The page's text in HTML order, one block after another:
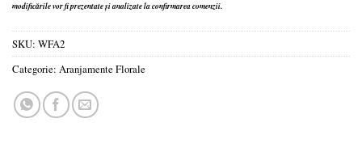
modificările vor fi prezentate și analizate la confirmarea comenzii.
SKU: WFA2
Categorie: Aranjamente Florale